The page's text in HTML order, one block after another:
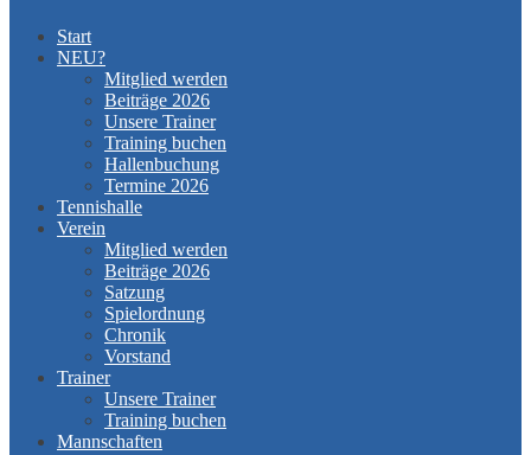
Start
NEU?
Mitglied werden
Beiträge 2026
Unsere Trainer
Training buchen
Hallenbuchung
Termine 2026
Tennishalle
Verein
Mitglied werden
Beiträge 2026
Satzung
Spielordnung
Chronik
Vorstand
Trainer
Unsere Trainer
Training buchen
Mannschaften